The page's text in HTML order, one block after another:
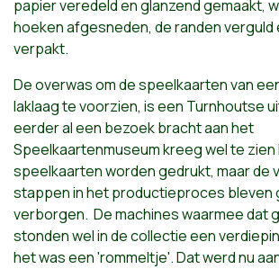
papier veredeld en glanzend gemaakt,
hoeken afgesneden, de randen verguld
verpakt.
De overwas om de speelkaarten van
laklaag te voorzien, is een Turnhoutse
eerder al een bezoek bracht aan het
Speelkaartenmuseum kreeg wel te zien
speelkaarten worden gedrukt, maar de
stappen in het productieproces bleven
verborgen. De machines waarmee dat
stonden wel in de collectie een
het was een 'rommeltje'. Dat werd nu